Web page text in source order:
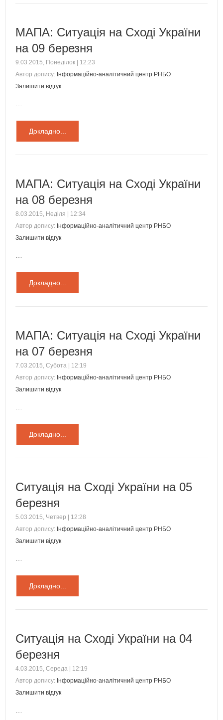
МАПА: Ситуація на Сході України
на 09 березня
9.03.2015, Понеділок | 12:23
Автор допису: Інформаційно-аналітичний центр РНБО
Залишити відгук
Докладно...
МАПА: Ситуація на Сході України
на 08 березня
8.03.2015, Неділя | 12:34
Автор допису: Інформаційно-аналітичний центр РНБО
Залишити відгук
Докладно...
МАПА: Ситуація на Сході України
на 07 березня
7.03.2015, Субота | 12:19
Автор допису: Інформаційно-аналітичний центр РНБО
Залишити відгук
Докладно...
Ситуація на Сході України на 05
березня
5.03.2015, Четвер | 12:28
Автор допису: Інформаційно-аналітичний центр РНБО
Залишити відгук
Докладно...
Ситуація на Сході України на 04
березня
4.03.2015, Середа | 12:19
Автор допису: Інформаційно-аналітичний центр РНБО
Залишити відгук